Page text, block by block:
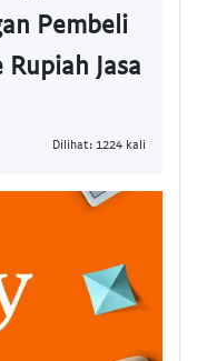
Pembeli
Jasa
Dilihat: 1224 kali